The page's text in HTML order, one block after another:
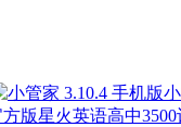
星火英语高中